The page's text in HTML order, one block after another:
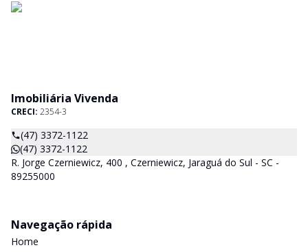
Imobiliária Vivenda
CRECI: 2354-3
(47) 3372-1122
(47) 3372-1122
R. Jorge Czerniewicz, 400 , Czerniewicz, Jaraguá do Sul - SC -
89255000
Navegação rápida
Home